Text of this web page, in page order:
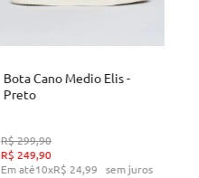
Bota Cano Medio Elis -
Preto
R$299,90
R$ 249,90
Em até10xR$ 24,99 sem juros